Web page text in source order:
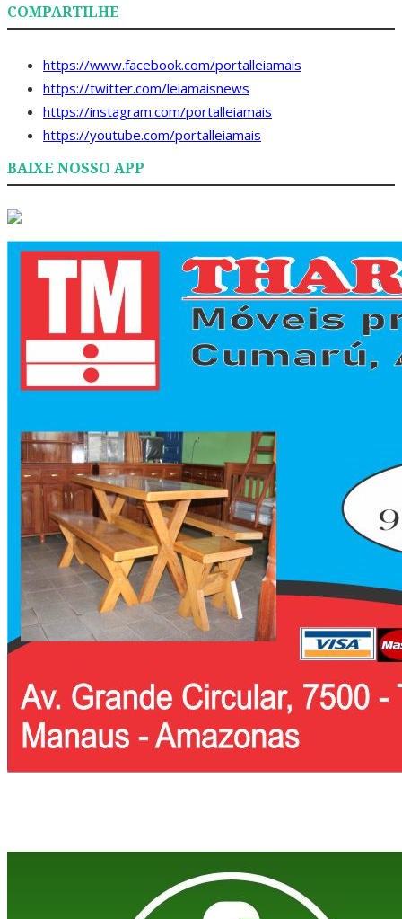
COMPARTILHE
https://www.facebook.com/portalleiamais
https://twitter.com/leiamaisnews
https://instagram.com/portalleiamais
https://youtube.com/portalleiamais
BAIXE NOSSO APP